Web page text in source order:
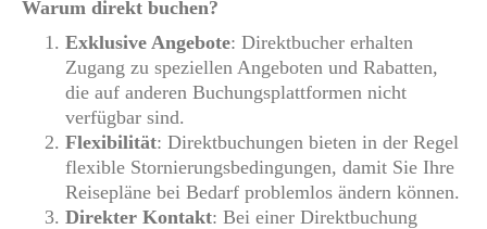
Warum direkt buchen?
Exklusive Angebote: Direktbucher erhalten
Zugang zu speziellen Angeboten und Rabatten,
die auf anderen Buchungsplattformen nicht
verfügbar sind.
Flexibilität: Direktbuchungen bieten in der Regel
flexible Stornierungsbedingungen, damit Sie Ihre
Reisepläne bei Bedarf problemlos ändern können.
Direkter Kontakt: Bei einer Direktbuchung